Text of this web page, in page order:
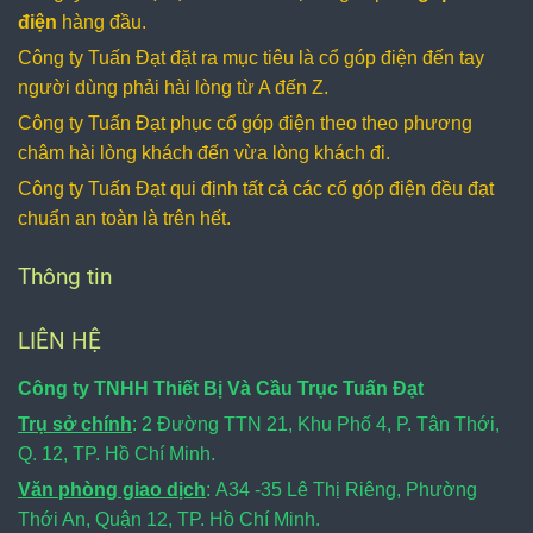
được độ cứng
chắn.
công trình. Cổ
kín 2 pha trục
25 thường sử
dụng với dòng
điện hàng đầu.
Công ty Tuấn Đạt đặt ra mục tiêu là cổ góp điện đến tay
người dùng phải hài lòng từ A đến Z.
Công ty Tuấn Đạt phục cổ góp điện theo theo phương
châm hài lòng khách đến vừa lòng khách đi.
Công ty Tuấn Đạt qui định tất cả các cổ góp điện đều đạt
chuẩn an toàn là trên hết.
Thông tin
LIÊN HỆ
Công ty TNHH Thiết Bị Và Cầu Trục Tuấn Đạt
Trụ sở chính: 2 Đường TTN 21, Khu Phố 4, P. Tân Thới,
Q. 12, TP. Hồ Chí Minh.
Văn phòng giao dịch: A34 -35 Lê Thị Riêng, Phường
Thới An, Quận 12, TP. Hồ Chí Minh.